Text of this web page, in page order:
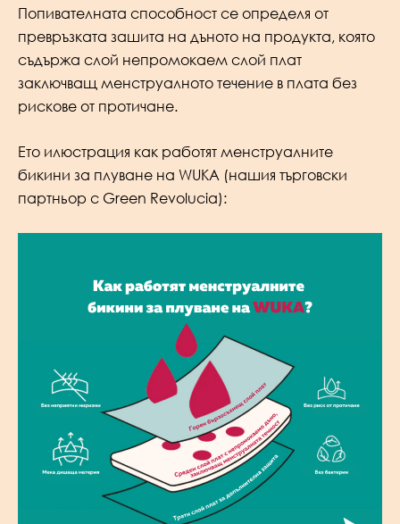
Попивателната способност се определя от
превръзката зашита на дъното на продукта, която
съдържа слой непромокаем слой плат
заключващ менструалното течение в плата без
рискове от протичане.
Ето илюстрация как работят менструалните
бикини за плуване на WUKA (нашия търговски
партньор с Green Revolucia):